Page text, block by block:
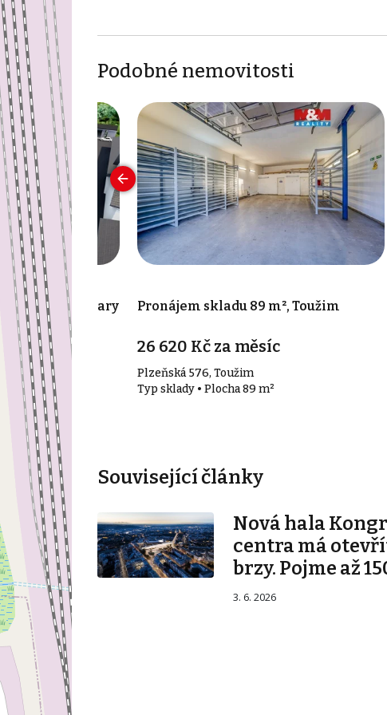
Podobné nemovitosti
m², Karlovy Vary
Pronájem skladu 89 m², Toužim
26 620 Kč za měsíc
Plzeňská 576, Toužim
Typ sklady • Plocha 89 m²
Související články
Nová hala
centra má
brzy. Pojme až
3. 6. 2026